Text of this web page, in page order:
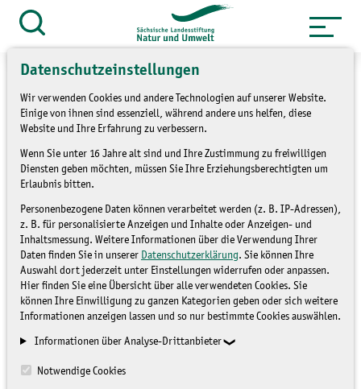
Datenschutzeinstellungen
Wir verwenden Cookies und andere Technologien auf unserer Website.
Einige von ihnen sind essenziell, während andere uns helfen, diese
Website und Ihre Erfahrung zu verbessern.
Wenn Sie unter 16 Jahre alt sind und Ihre Zustimmung zu freiwilligen
Diensten geben möchten, müssen Sie Ihre Erziehungsberechtigten um
Erlaubnis bitten.
Personenbezogene Daten können verarbeitet werden (z. B. IP-Adressen),
z. B. für personalisierte Anzeigen und Inhalte oder Anzeigen- und
Inhaltsmessung. Weitere Informationen über die Verwendung Ihrer
Daten finden Sie in unserer Datenschutzerklärung. Sie können Ihre
Auswahl dort jederzeit unter Einstellungen widerrufen oder anpassen.
Hier finden Sie eine Übersicht über alle verwendeten Cookies. Sie
können Ihre Einwilligung zu ganzen Kategorien geben oder sich weitere
Informationen anzeigen lassen und so nur bestimmte Cookies auswählen.
Informationen über Analyse-Drittanbieter
Notwendige Cookies
Zum
Inhalt
springen
Waldpädagogiktagung
2026 und 5. Sächsisches
Waldpädagogik-Forum
(N 09/26)